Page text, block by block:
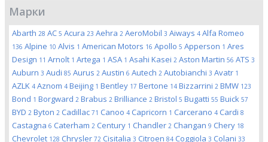
Марки
Abarth 28 AC 5 Acura 23 Aehra 2 AeroMobil 3 Aiways 4 Alfa Romeo
136 Alpine 10 Alvis 1 American Motors 16 Apollo 5 Apperson 1 Ares
Design 11 Arnolt 1 Artega 1 ASA 1 Asahi Kasei 2 Aston Martin 56 ATS 3
Auburn 3 Audi 85 Aurus 2 Austin 6 Autech 2 Autobianchi 3 Avatr 1
AZLK 4 Aznom 4 Beijing 1 Bentley 17 Bertone 14 Bizzarrini 2 BMW 123
Bond 1 Borgward 2 Brabus 2 Brilliance 2 Bristol 5 Bugatti 55 Buick 57
BYD 2 Byton 2 Cadillac 71 Canoo 4 Capricorn 1 Carcerano 4 Cardi 8
Castagna 6 Caterham 2 Century 1 Chandler 2 Changan 9 Chery 18
Chevrolet 128 Chrysler 72 Cisitalia 3 Citroen 84 Coggiola 3 Colani 33